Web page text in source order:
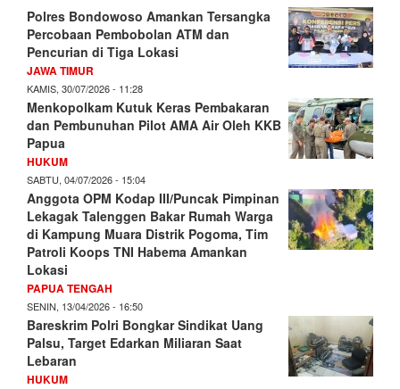
Polres Bondowoso Amankan Tersangka
Percobaan Pembobolan ATM dan
Pencurian di Tiga Lokasi
JAWA TIMUR
KAMIS, 30/07/2026 - 11:28
Menkopolkam Kutuk Keras Pembakaran
dan Pembunuhan Pilot AMA Air Oleh KKB
Papua
HUKUM
SABTU, 04/07/2026 - 15:04
Anggota OPM Kodap III/Puncak Pimpinan
Lekagak Talenggen Bakar Rumah Warga
di Kampung Muara Distrik Pogoma, Tim
Patroli Koops TNI Habema Amankan
Lokasi
PAPUA TENGAH
SENIN, 13/04/2026 - 16:50
Bareskrim Polri Bongkar Sindikat Uang
Palsu, Target Edarkan Miliaran Saat
Lebaran
HUKUM